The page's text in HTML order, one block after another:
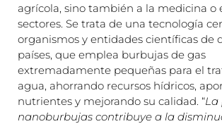
agrícola, sino también a la medicina o
sectores. Se trata de una tecnología
organismos y entidades científicas de
países, que emplea burbujas de gas
extremadamente pequeñas para el
agua, ahorrando recursos hídricos,
nutrientes y mejorando su calidad. “La
nanoburbujas contribuye a la